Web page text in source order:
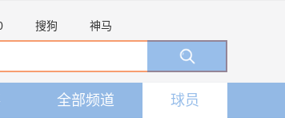
搜狗 神马
全部频道 球员